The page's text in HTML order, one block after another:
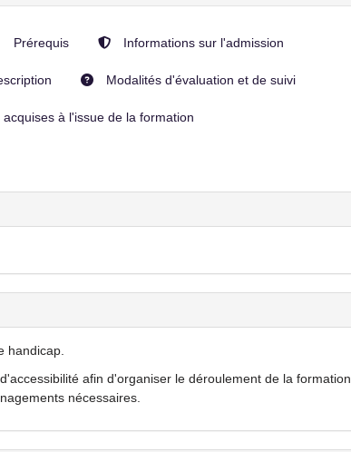
Prérequis Informations sur l'admission
Modalités d'évaluation et de suivi
à l'issue de la formation
handicap.
afin d'organiser le déroulement de la formation
nécessaires.